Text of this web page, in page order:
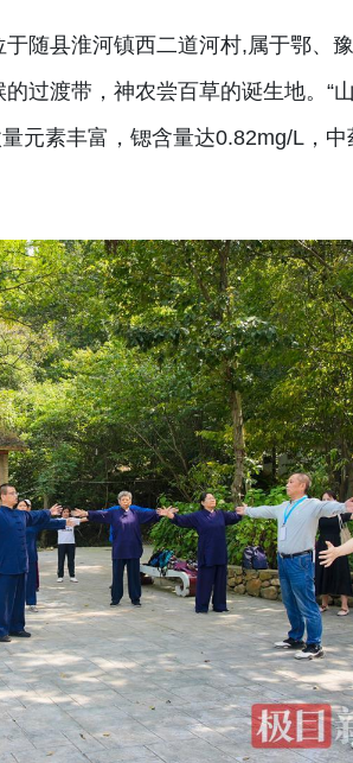
随县淮河镇西二道河村,属于鄂、
过渡带，神农尝百草的诞生地。“
元素丰富，锶含量达0.82mg/L，